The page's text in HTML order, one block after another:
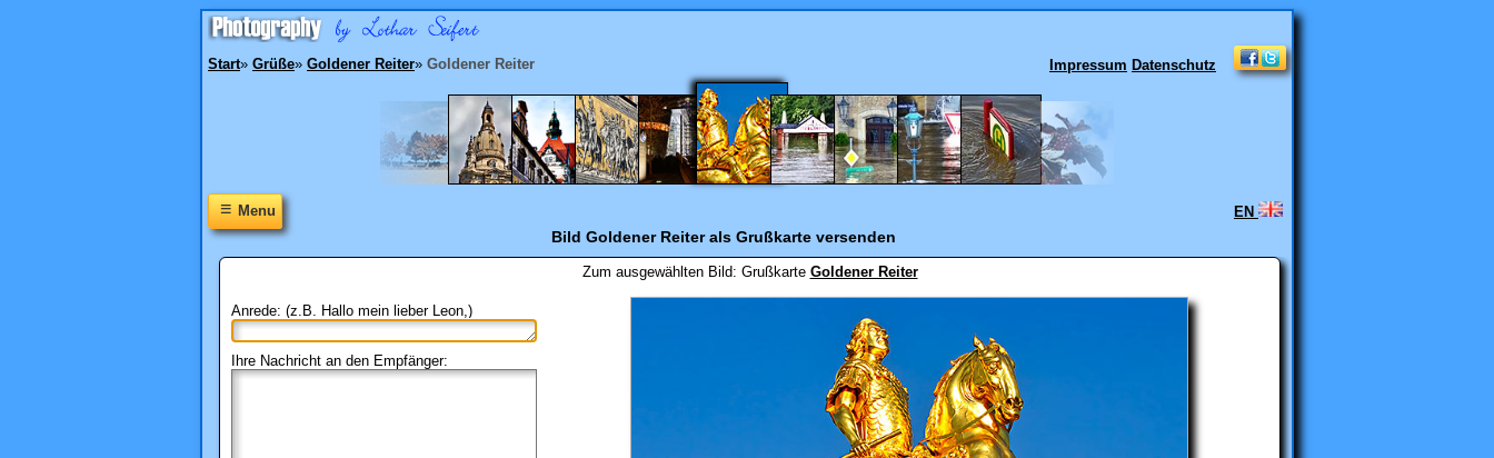
Impressum Datenschutz
Start» Grüße» Goldener Reiter» Goldener Reiter
≡Menu EN
Bild Goldener Reiterals Grußkarte versenden
Zum ausgewählten Bild: Grußkarte Goldener Reiter
Anrede: (z.B. Hallo mein lieber Leon,)
Ihre Nachricht an den Empfänger: